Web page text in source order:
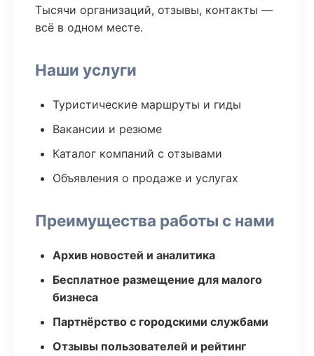
Тысячи организаций, отзывы, контакты —
всё в одном месте.
Наши услуги
Туристические маршруты и гиды
Вакансии и резюме
Каталог компаний с отзывами
Объявления о продаже и услугах
Преимущества работы с нами
Архив новостей и аналитика
Бесплатное размещение для малого
бизнеса
Партнёрство с городскими службами
Отзывы пользователей и рейтинг